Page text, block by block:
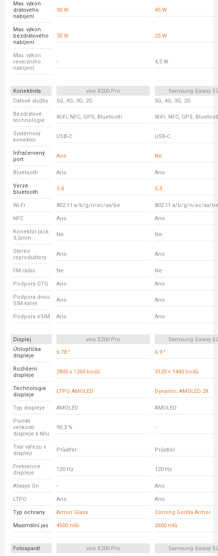
Max. výkon
drátového
nabíjení
90 W 45 W
Max. výkon
bezdrátového
nabíjení
30 W 25 W
Max. výkon
reverzního
nabíjení
- 4,5 W
Konektivita vivo X200 Pro
Samsung Galaxy
Datové služby
5G, 4G, 3G, 2G 5G, 4G, 3G, 2G
Bezdrátové
technologie
WiFi, NFC, GPS, Bluetooth WiFi, NFC, GPS,
Systémový
konektor
USB-C USB-C
Infračervený
port
Ano Ne
Bluetooth Ano Ano
Verze
bluetooth
5.4 5.3
Wi-Fi 802.11 a/b/g/n/ac/ax/be 802.11 a/b/g/n/ac/ax/be
NFC Ano Ano
Konektor jack
3,5mm
Ne Ne
Stereo
reproduktory
Ano Ano
FM rádio Ne Ne
Podpora OTG Ano Ano
Podpora dvou
SIM karet
Ano Ano
Podpora eSIM Ano Ano
Displej vivo X200 Pro
Samsung Galaxy
Úhlopříčka
displeje
6.78 " 6.9 "
Rozlišení
displeje
2800 x 1260 bodů 3120 × 1440 bodů
Technologie
displeje
LTPO AMOLED Dynamic AMOLED 2X
Typ displeje AMOLED AMOLED
Poměr
velikosti
displeje k tělu
90,3 % -
Tvar výřezu v
displeji
Průstřel Průstřel
Frekvence
displeje
120 Hz 120 Hz
Always On - Ano
LTPO Ano Ano
Typ ochrany Armor Glass Corning Gorilla Armor
Maximální jas 4500 nitů 2600 nitů
Fotoaparát vivo X200 Pro
Samsung Galaxy